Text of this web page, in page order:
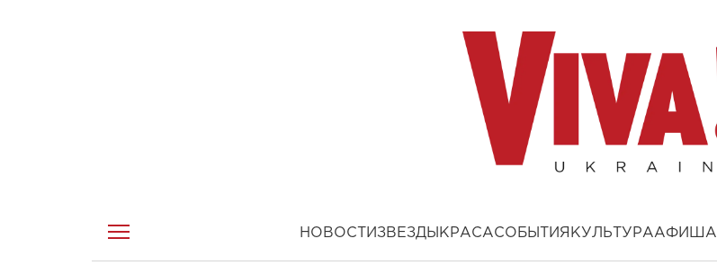
НОВОСТИ ЗВЕЗДЫ КРАСАСОБЫТИЯ КУЛЬТУРААФИША